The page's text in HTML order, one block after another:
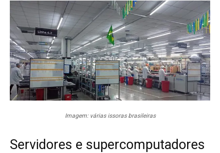
Imagem: várias issoras brasileiras
Servidores e supercomputadores